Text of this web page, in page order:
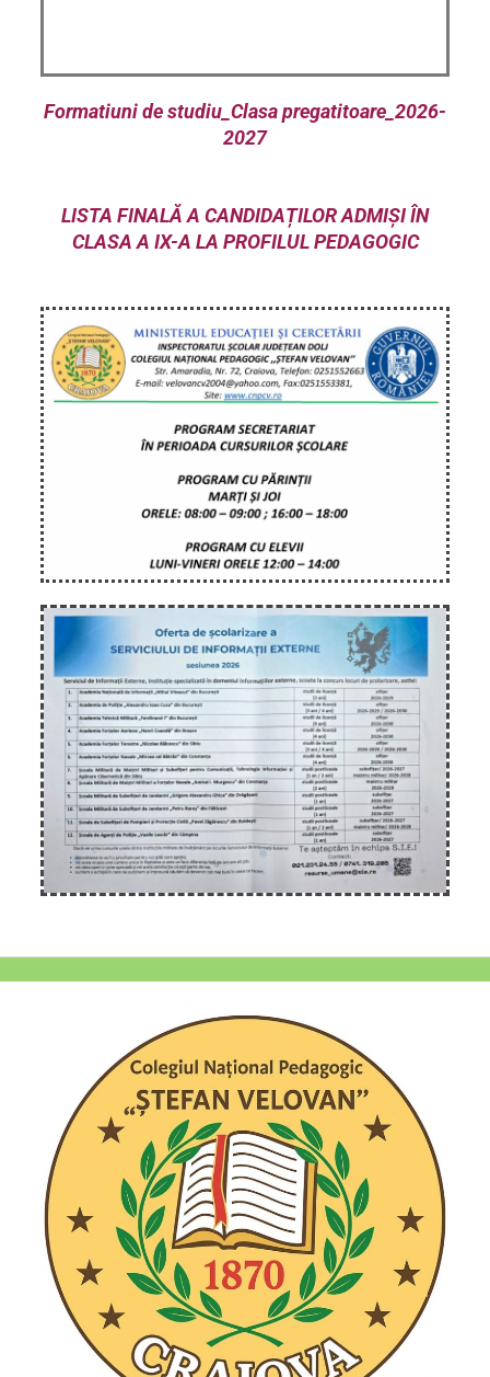
Formatiuni de studiu_Clasa pregatitoare_2026-
2027
LISTA FINALĂ A CANDIDAȚILOR ADMIȘI ÎN
CLASA A IX-A LA PROFILUL PEDAGOGIC